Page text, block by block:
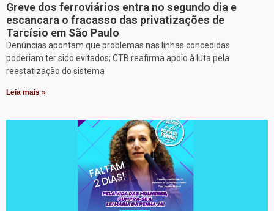
Greve dos ferroviários entra no segundo dia e
escancara o fracasso das privatizações de
Tarcísio em São Paulo
Denúncias apontam que problemas nas linhas concedidas
poderiam ter sido evitados; CTB reafirma apoio à luta pela
reestatização do sistema
Leia mais »